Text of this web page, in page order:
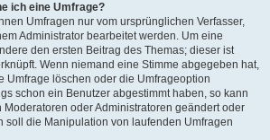
ich eine Umfrage?
Umfragen nur vom ursprünglichen Verfasser,
Administrator bearbeitet werden. Um eine
den ersten Beitrag des Themas; dieser ist
Wenn niemand eine Stimme abgegeben hat,
Umfrage löschen oder die Umfrageoption
schon ein Benutzer abgestimmt haben, so kann
oder Administratoren geändert oder
soll die Manipulation von laufenden Umfragen